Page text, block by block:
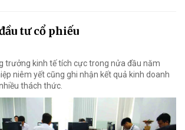
tư cổ phiếu
trưởng kinh tế tích cực trong nửa đầu năm
niêm yết cũng ghi nhận kết quả kinh doanh
thách thức.